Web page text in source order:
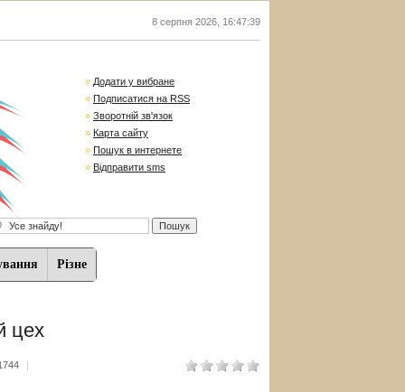
8 серпня 2026 16:47:40
» Додати у вибране
» Подписатися на RSS
» Зворотній зв'язок
» Карта сайту
» Пошук в интернете
» Відправити sms
Різне
цех
|